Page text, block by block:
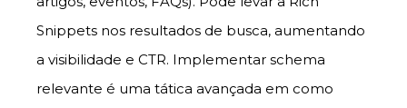
Snippets nos resultados de busca, aumentando
a visibilidade e CTR. Implementar schema
relevante é uma tática avançada em como